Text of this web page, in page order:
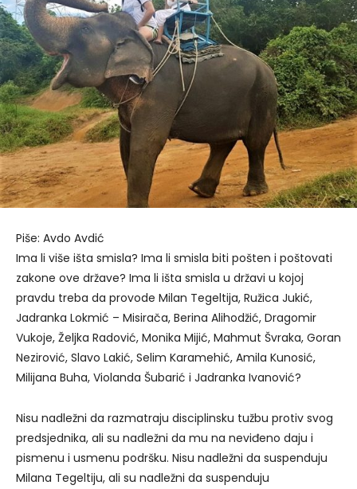
Piše: Avdo Avdić
Ima li više išta smisla? Ima li smisla biti pošten i poštovati
zakone ove države? Ima li išta smisla u državi u kojoj
pravdu treba da provode Milan Tegeltija, Ružica Jukić,
Jadranka Lokmić – Misirača, Berina Alihodžić, Dragomir
Vukoje, Željka Radović, Monika Mijić, Mahmut Švraka, Goran
Nezirović, Slavo Lakić, Selim Karamehić, Amila Kunosić,
Milijana Buha, Violanda Šubarić i Jadranka Ivanović?
Nisu nadležni da razmatraju disciplinsku tužbu protiv svog
predsjednika, ali su nadležni da mu na neviđeno daju i
pismenu i usmenu podršku. Nisu nadležni da suspenduju
Milana Tegeltiju, ali su nadležni da suspenduju